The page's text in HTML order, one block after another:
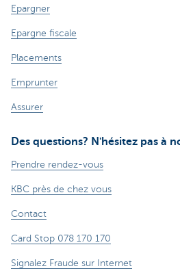
Epargner
Epargne fiscale
Placements
Emprunter
Assurer
Des questions? N'hésitez pas à
Prendre rendez-vous
KBC près de chez vous
Contact
Card Stop 078 170 170
Signalez Fraude sur Internet